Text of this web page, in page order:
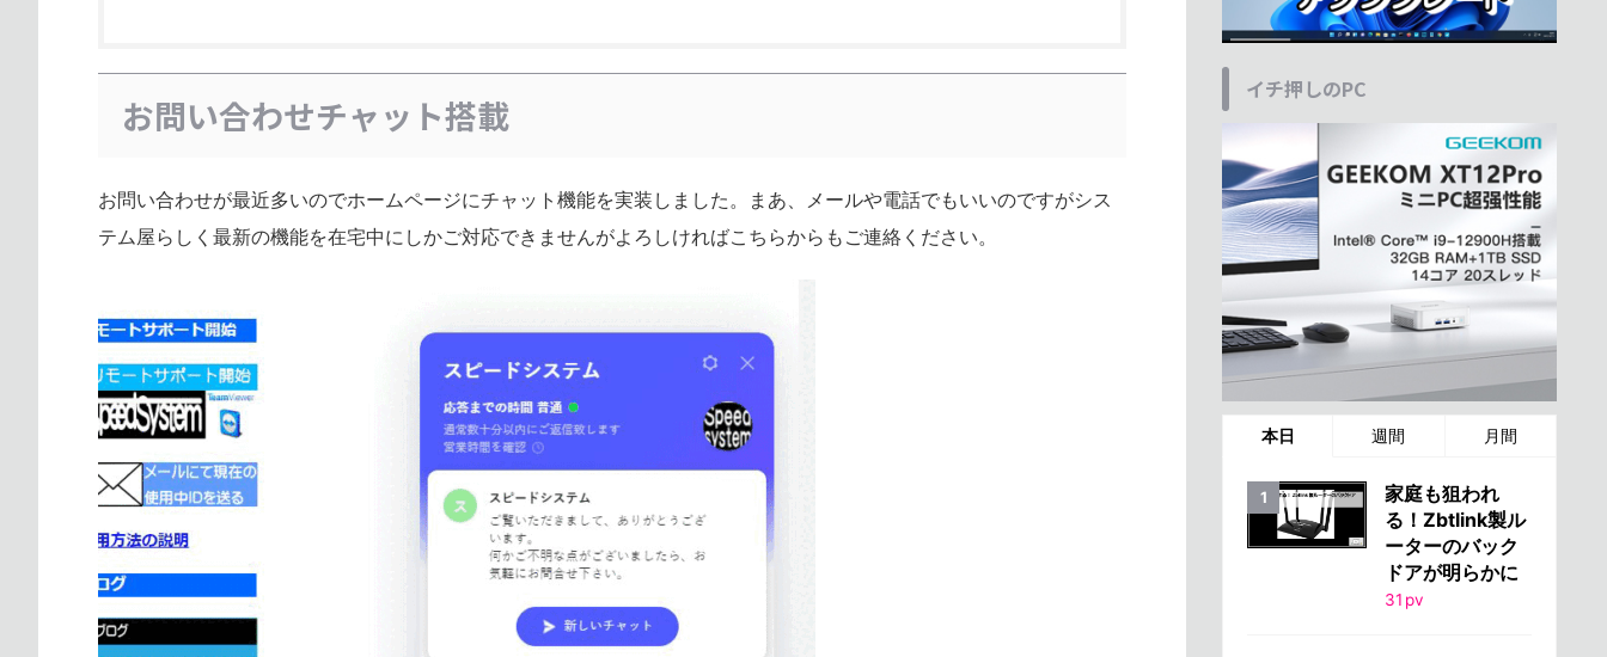
お問い合わせチャット搭載
お問い合わせが最近多いのでホームページにチャット機能を実装しました。まあ、メールや電話でもいいのですがシス
テム屋らしく最新の機能を在宅中にしかご対応できませんがよろしければこちらからもご連絡ください。
イチ押しのPC
本日 週間 月間
家庭も狙われ
る！Zbtlink製ル
ーターのバック
ドアが明らかに
31 pv